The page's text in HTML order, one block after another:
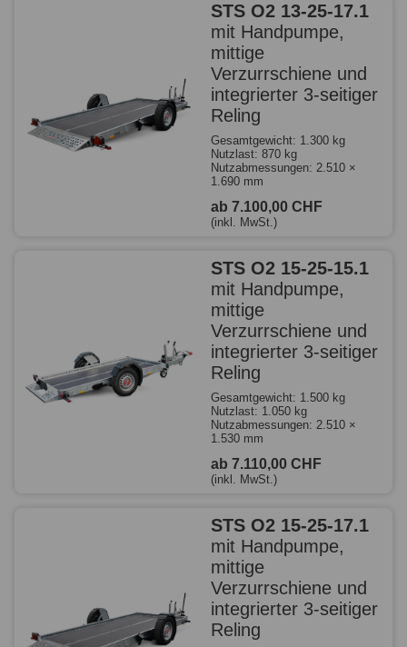
STS O2 13-25-17.1
mit Handpumpe,
mittige
Verzurrschiene und
integrierter 3-seitiger
Reling
Gesamtgewicht: 1.300 kg
Nutzlast: 870 kg
Nutzabmessungen: 2.510 ×
1.690 mm
ab 7.100,00 CHF
(inkl. MwSt.)
STS O2 15-25-15.1
mit Handpumpe,
mittige
Verzurrschiene und
integrierter 3-seitiger
Reling
Gesamtgewicht: 1.500 kg
Nutzlast: 1.050 kg
Nutzabmessungen: 2.510 ×
1.530 mm
ab 7.110,00 CHF
(inkl. MwSt.)
STS O2 15-25-17.1
mit Handpumpe,
mittige
Verzurrschiene und
integrierter 3-seitiger
Reling